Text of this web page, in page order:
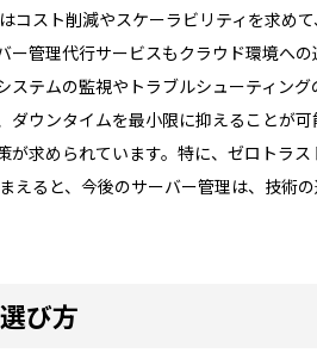
スト削減やスケーラビリティを求め
管理代行サービスもクラウド環境への
テムの監視やトラブルシューティン
ウンタイムを最小限に抑えることが可
求められています。特に、ゼロトラ
ると、今後のサーバー管理は、技術
び方